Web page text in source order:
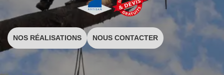
NOS RÉALISATIONS NOUS CONTACTER